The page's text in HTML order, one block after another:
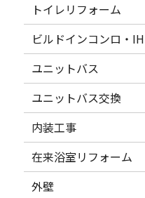
トイレリフォーム
ビルドインコンロ・
ユニットバス
ユニットバス交換
内装工事
在来浴室リフォーム
外壁